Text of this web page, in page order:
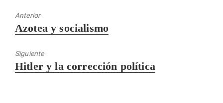
Anterior
Entrada
Azotea y socialismo
Siguiente
Entrada
Hitler y la corrección política